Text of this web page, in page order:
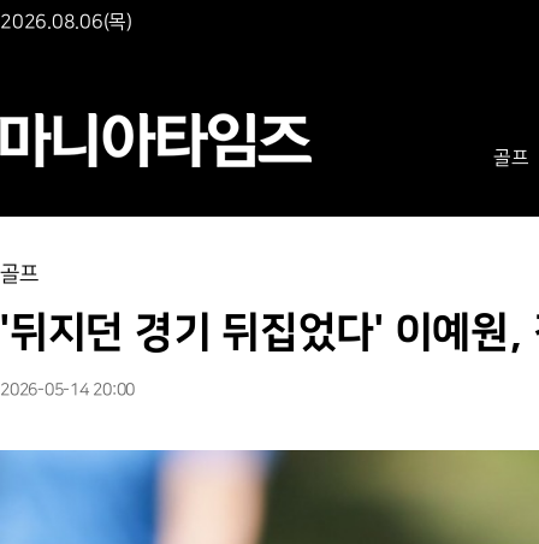
2026.08.06(목)
골프
골프
'뒤지던 경기 뒤집었다' 이예원
2026-05-14 20:00